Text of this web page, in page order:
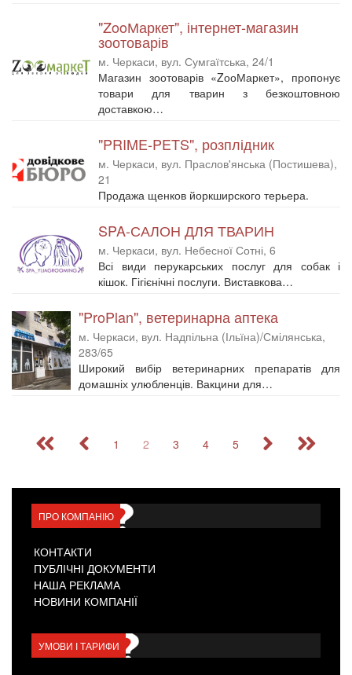
"ZooМаркет", інтернет-магазин
зоотоварів
м. Черкаси, вул. Сумгаїтська, 24/1
Магазин зоотоварів «ZооМаркет», пропонує
товари для тварин з безкоштовною
доставкою…
"PRIME-PETS", розплідник
м. Черкаси, вул. Праслов'янська (Постишева),
21
Продажа щенков йоркширского терьера.
SPA-САЛОН ДЛЯ ТВАРИН
м. Черкаси, вул. Небесної Сотні, 6
Всі види перукарських послуг для собак і
кішок. Гігієнічні послуги. Виставкова…
"ProPlan", ветеринарна аптека
м. Черкаси, вул. Надпільна (Ільїна)/Смілянська,
283/65
Широкий вибір ветеринарних препаратів для
домашніх улюбленців. Вакцини для…
1 2 3 4 5
ПРО КОМПАНІЮ
КОНТАКТИ
ПУБЛІЧНІ ДОКУМЕНТИ
НАША РЕКЛАМА
НОВИНИ КОМПАНІЇ
УМОВИ І ТАРИФИ